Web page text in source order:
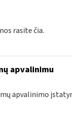
rasite čia.
apvalinimu
apvalinimo